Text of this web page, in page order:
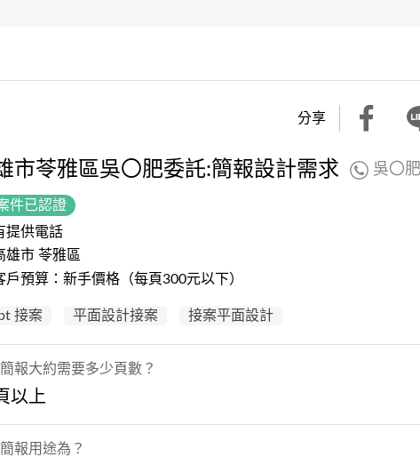
分享
市苓雅區吳〇肥委託:簡報設計需求 吳〇
件已認證
提供電話
雄市 苓雅區
戶預算：新手價格（每頁300元以下）
接案 平面設計接案 接案平面設計
報大約需要多少頁數？
以上
報用途為？